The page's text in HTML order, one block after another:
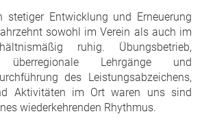
stetiger Entwicklung und Erneuerung
sowohl im Verein als auch im
ruhig. Übungsbetrieb,
Lehrgänge und
des Leistungsabzeichens,
Aktivitäten im Ort waren uns sind
wiederkehrenden Rhythmus.